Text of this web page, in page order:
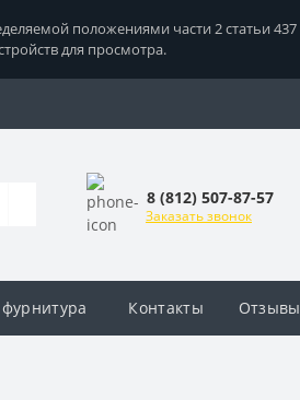
положениями части 2 статьи
для просмотра.
8 (812) 507-87-57
Заказать звонок
Контакты Отзывы